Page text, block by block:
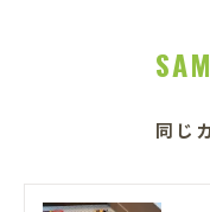
同じ